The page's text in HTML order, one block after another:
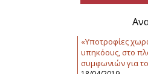
«Υποτροφίες
υπηκόους, στο
συμφωνιών για